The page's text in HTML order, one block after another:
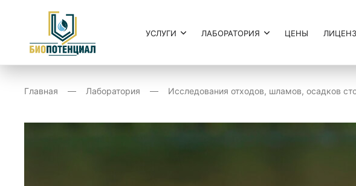
УСЛУГИ ЛАБОРАТОРИЯ ЦЕНЫ
Главная Лаборатория Исследования отходов, шламов, осадков